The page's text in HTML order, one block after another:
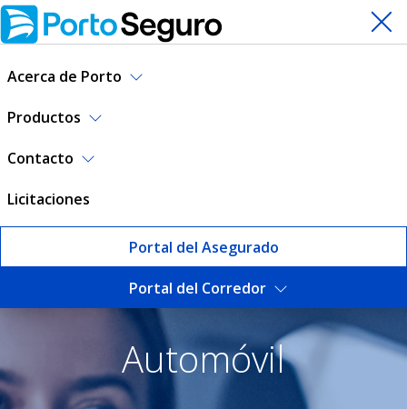
Acerca de Porto
Productos
Contacto
Licitaciones
Portal del Asegurado
Portal del Corredor
Condiciones generales -
Automóvil